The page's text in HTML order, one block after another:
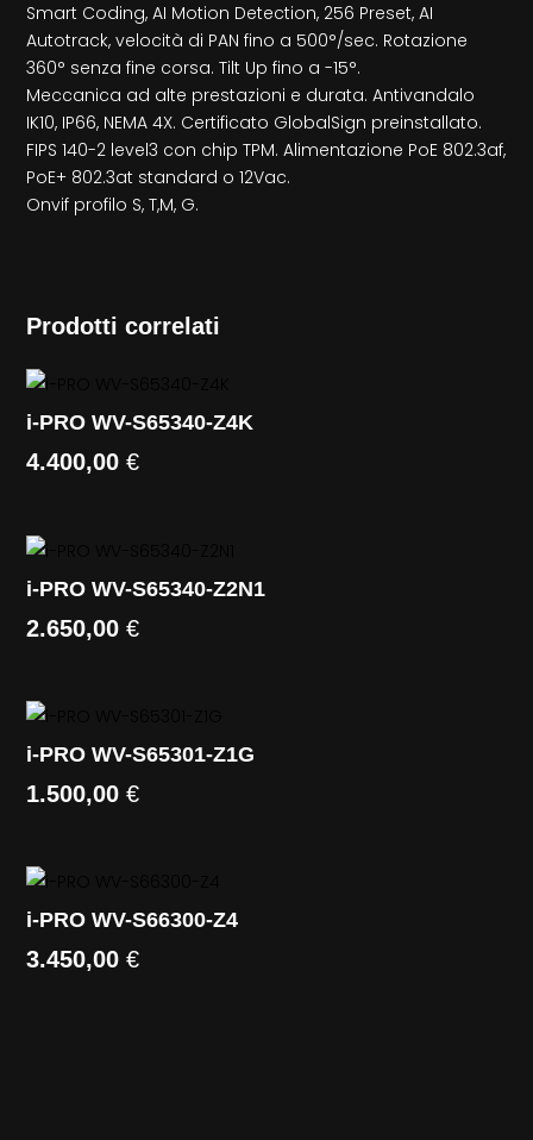
Smart Coding, AI Motion Detection, 256 Preset, AI
Autotrack, velocità di PAN fino a 500°/sec. Rotazione
360° senza fine corsa. Tilt Up fino a -15°.
Meccanica ad alte prestazioni e durata. Antivandalo
IK10, IP66, NEMA 4X. Certificato GlobalSign preinstallato.
FIPS 140-2 level3 con chip TPM. Alimentazione PoE 802.3af,
PoE+ 802.3at standard o 12Vac.
Onvif profilo S, T,M, G.
Prodotti correlati
i-PRO WV-S65340-Z4K
4.400,00€
i-PRO WV-S65340-Z2N1
2.650,00€
i-PRO WV-S65301-Z1G
1.500,00€
i-PRO WV-S66300-Z4
3.450,00€